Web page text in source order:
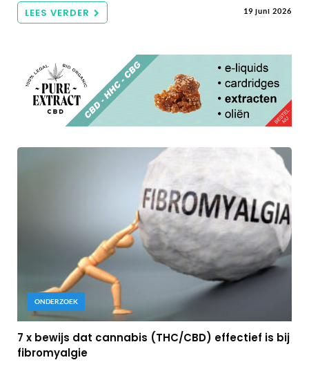
LEES VERDER 19 juni 2026
ONDERZOEK
7 x bewijs dat cannabis (THC/CBD) effectief is bij
fibromyalgie